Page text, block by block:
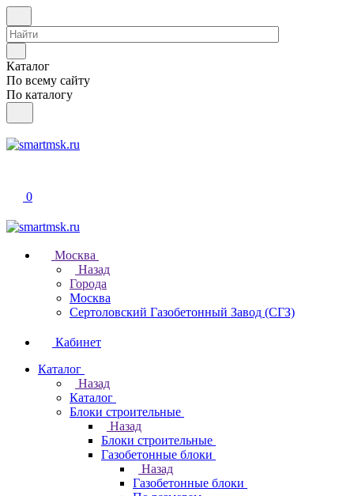
Каталог
По всему сайту
По каталогу
0
Москва
Назад
Города
Москва
Сертоловский Газобетонный Завод (СГЗ)
Кабинет
Каталог
Назад
Каталог
Блоки строительные
Назад
Блоки строительные
Газобетонные блоки
Назад
Газобетонные блоки